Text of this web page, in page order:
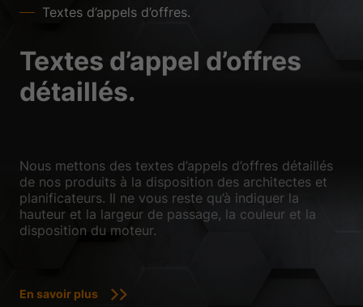
Textes d’appels d’offres.
Textes d’appel d’offres
détaillés.
Nous mettons des textes d’appels d’offres détaillés
de nos produits à la disposition des architectes et
planificateurs. Il ne vous reste qu’à indiquer la
hauteur et la largeur de passage, la couleur et la
disposition du moteur.
En savoir plus